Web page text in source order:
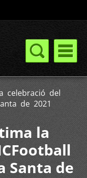
celebració del
de 2021
la
Santa de